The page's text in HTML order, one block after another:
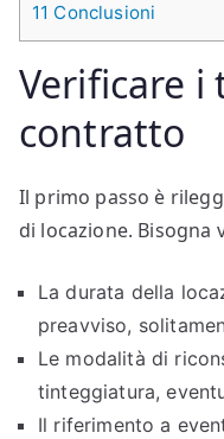
11 Conclusioni
Verificare i
contratto
Il primo passo è
di locazione. Bisogna
La durata della
preavviso,
Le modalità di
tinteggiatura,
Il riferimento a